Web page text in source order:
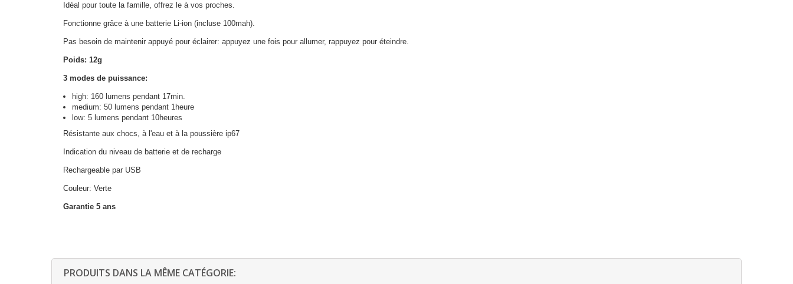
Idéal pour toute la famille, offrez le à vos proches.
Fonctionne grâce à une batterie Li-ion (incluse 100mah).
Pas besoin de maintenir appuyé pour éclairer: appuyez une fois pour allumer, rappuyez pour éteindre.
Poids: 12g
3 modes de puissance:
high: 160 lumens pendant 17min.
medium: 50 lumens pendant 1heure
low: 5 lumens pendant 10heures
Résistante aux chocs, à l'eau et à la poussière ip67
Indication du niveau de batterie et de recharge
Rechargeable par USB
Couleur: Verte
Garantie 5 ans
PRODUITS DANS LA MÊME CATÉGORIE: